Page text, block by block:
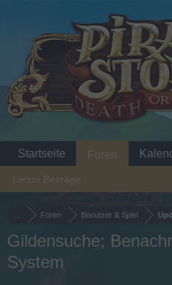
Foren Benutzer & Spiel
Gildensuche;
System
Startseite Foren
Letzte Beiträge